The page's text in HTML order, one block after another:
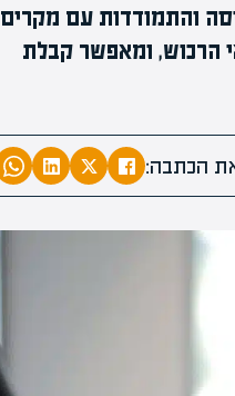
והתמודדות עם מקרים
הרכוש, ומאפשר קבלת
הכתבה: